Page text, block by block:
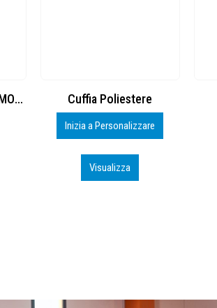
BS600 – 5139960
Personalizza
Visualizza